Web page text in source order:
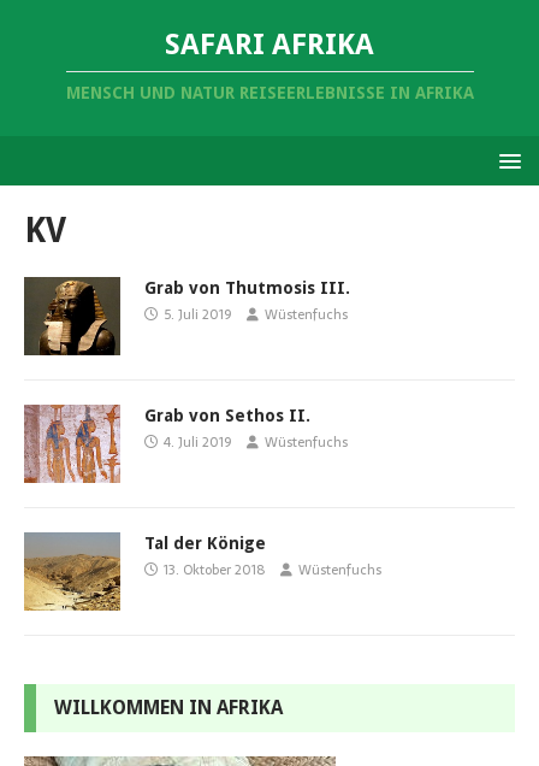
SAFARI AFRIKA
MENSCH UND NATUR REISEERLEBNISSE IN AFRIKA
KV
Grab von Thutmosis III.
5. Juli 2019 Wüstenfuchs
Grab von Sethos II.
4. Juli 2019 Wüstenfuchs
Tal der Könige
13. Oktober 2018 Wüstenfuchs
WILLKOMMEN IN AFRIKA